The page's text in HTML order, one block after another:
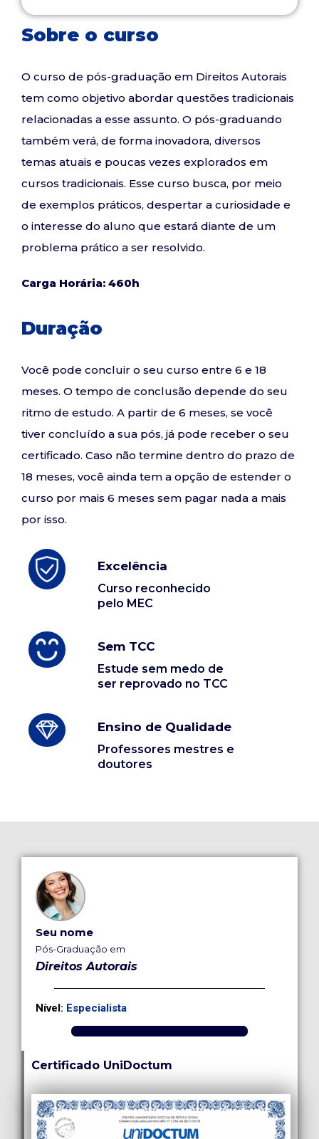
Sobre o curso
O curso de pós-graduação em Direitos Autorais
tem como objetivo abordar questões tradicionais
relacionadas a esse assunto. O pós-graduando
também verá, de forma inovadora, diversos
temas atuais e poucas vezes explorados em
cursos tradicionais. Esse curso busca, por meio
de exemplos práticos, despertar a curiosidade e
o interesse do aluno que estará diante de um
problema prático a ser resolvido.
Carga Horária: 460h
Duração
Você pode concluir o seu curso entre 6 e 18
meses. O tempo de conclusão depende do seu
ritmo de estudo. A partir de 6 meses, se você
tiver concluído a sua pós, já pode receber o seu
certificado. Caso não termine dentro do prazo de
18 meses, você ainda tem a opção de estender o
curso por mais 6 meses sem pagar nada a mais
por isso.
Excelência
Curso reconhecido
pelo MEC
Sem TCC
Estude sem medo de
ser reprovado no TCC
Ensino de Qualidade
Professores mestres e
doutores
Seu nome
Pós-Graduação em
Direitos Autorais
Nível: Especialista
Certificado UniDoctum